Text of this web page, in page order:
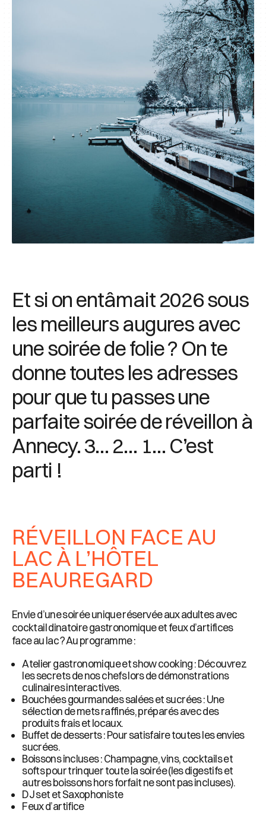
Et si on entâmait 2026 sous
les meilleurs augures avec
une soirée de folie ? On te
donne toutes les adresses
pour que tu passes une
parfaite soirée de réveillon à
Annecy. 3… 2… 1… C’est
parti !
RÉVEILLON FACE AU
LAC À L’HÔTEL
BEAUREGARD
Envie d’une soirée unique réservée aux adultes avec
cocktail dinatoire gastronomique et feux d’artifices
face au lac ? Au programme :
Atelier gastronomique et show cooking : Découvrez
les secrets de nos chefs lors de démonstrations
culinaires interactives.
Bouchées gourmandes salées et sucrées : Une
sélection de mets raffinés, préparés avec des
produits frais et locaux.
Buffet de desserts : Pour satisfaire toutes les envies
sucrées.
Boissons incluses : Champagne, vins, cocktails et
softs pour trinquer toute la soirée (les digestifs et
autres boissons hors forfait ne sont pas incluses).
DJ set et Saxophoniste
Feux d’artifice